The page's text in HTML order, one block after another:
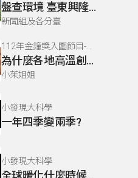
盤查環境 臺東興隆國小永續校園
新聞組及各分臺
112年金鐘獎入圍節目-小發現大科學(兒童節目&主持人獎)
為什麼各地高溫創記錄?
小茱姐姐
小發現大科學
一年四季變兩季?
小發現大科學
全球暖化什麼時候開始的?